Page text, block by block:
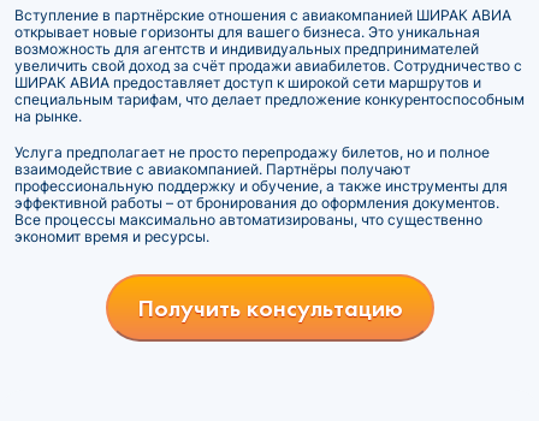
Вступление в партнёрские отношения с авиакомпанией ШИРАК АВИА
открывает новые горизонты для вашего бизнеса. Это уникальная
возможность для агентств и индивидуальных предпринимателей
увеличить свой доход за счёт продажи авиабилетов. Сотрудничество с
ШИРАК АВИА предоставляет доступ к широкой сети маршрутов и
специальным тарифам, что делает предложение конкурентоспособным
на рынке.
Услуга предполагает не просто перепродажу билетов, но и полное
взаимодействие с авиакомпанией. Партнёры получают
профессиональную поддержку и обучение, а также инструменты для
эффективной работы – от бронирования до оформления документов.
Все процессы максимально автоматизированы, что существенно
экономит время и ресурсы.
Получить консультацию